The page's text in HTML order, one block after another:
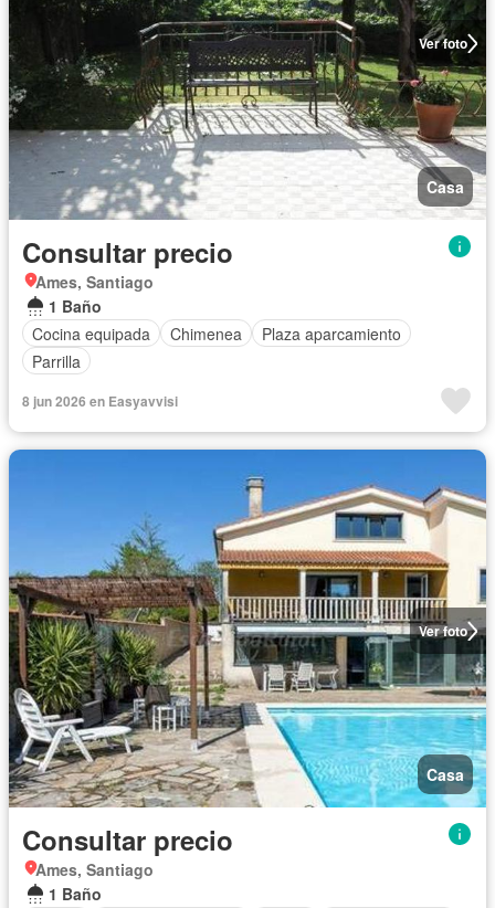
Ver foto
Casa
Consultar precio
Ames, Santiago
1 Baño
Cocina equipada
Chimenea
Plaza aparcamiento
Parrilla
8 jun 2026 en Easyavvisi
Ver foto
Casa
Consultar precio
Ames, Santiago
1 Baño